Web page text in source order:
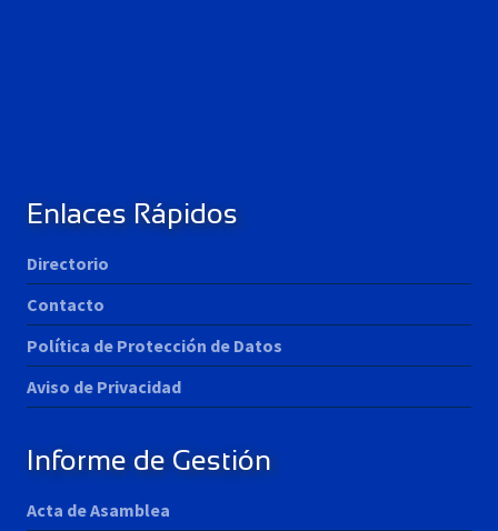
Enlaces Rápidos
Directorio
Contacto
Política de Protección de Datos
Aviso de Privacidad
Informe de Gestión
Acta de Asamblea